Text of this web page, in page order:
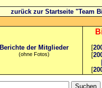
zurück zur Startseite "Team
Berichte der Mitglieder
(ohne Fotos)
[
[
[